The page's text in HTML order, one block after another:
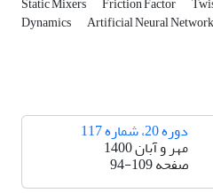
Dynamics Artificial Neural Network
دوره 20، شماره 117
مهر و آبان 1400
صفحه94-109